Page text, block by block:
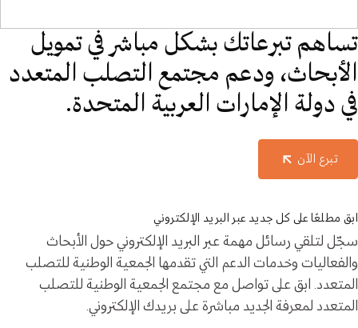
تساهم تبرعاتك بشكل مباشر في تمويل
الأبحاث، ودعم مجتمع التصلب المتعدد
في دولة الإمارات العربية المتحدة.
تبرع الآن
ابق مطلعًا على كل جديد عبر البريد الإلكتروني
سجّل لتلقي رسائل مهمة عبر البريد الإلكتروني حول الأبحاث
والفعاليات وخدمات الدعم التي تقدمها الجمعية الوطنية للتصلب
المتعدد. ابق على تواصل مع مجتمع الجمعية الوطنية للتصلب
المتعدد لمعرفة الجديد مباشرة على بريدك الإلكتروني.